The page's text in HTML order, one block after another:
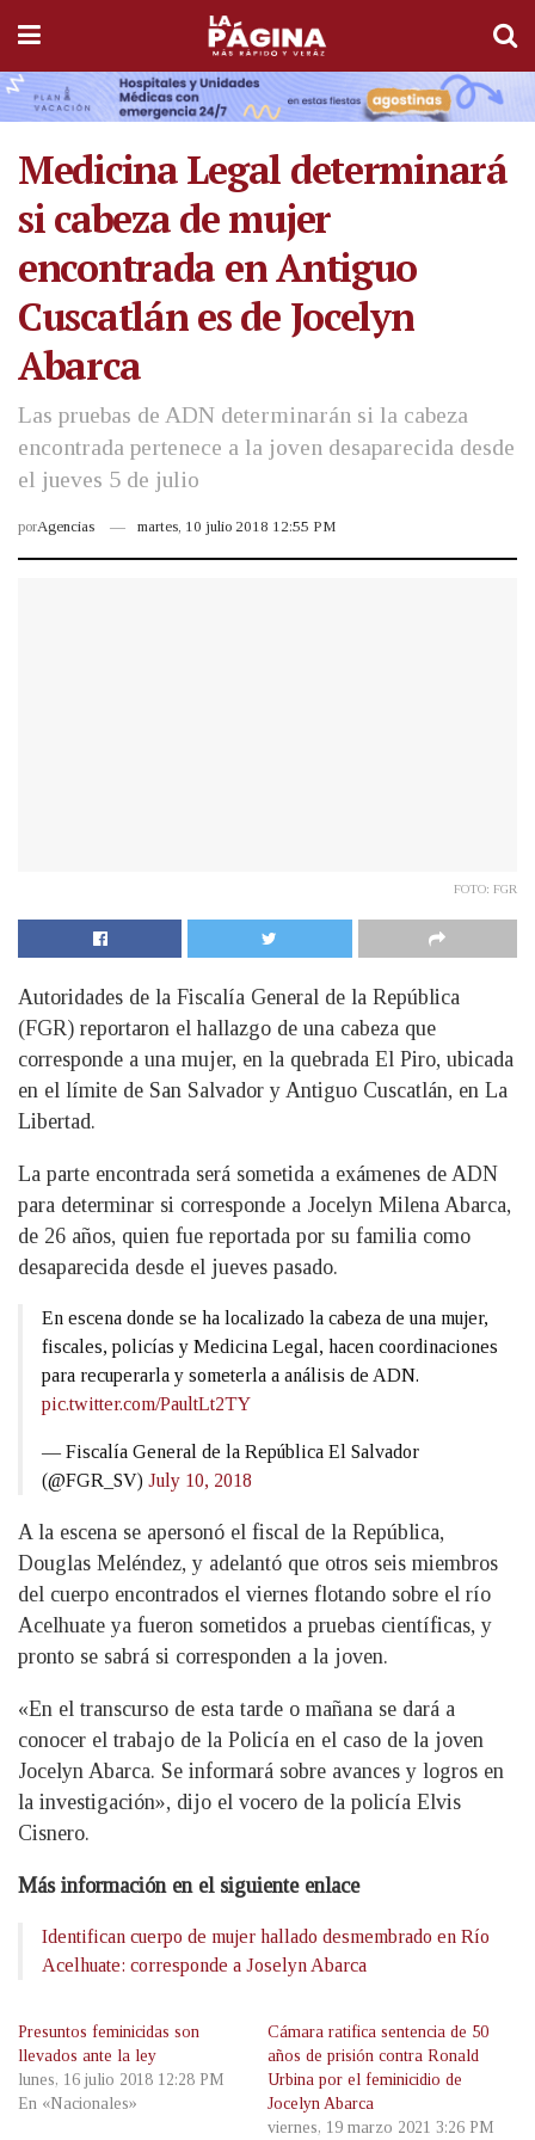
Medicina Legal determinará
si cabeza de mujer
encontrada en Antiguo
Cuscatlán es de Jocelyn
Abarca
Las pruebas de ADN determinarán si la cabeza
encontrada pertenece a la joven desaparecida desde
el jueves 5 de julio
porAgencias martes, 10 julio 2018 12:55 PM
FOTO: FGR
Autoridades de la Fiscalía General de la República
(FGR) reportaron el hallazgo de una cabeza que
corresponde a una mujer, en la quebrada El Piro, ubicada
en el límite de San Salvador y Antiguo Cuscatlán, en La
Libertad.
La parte encontrada será sometida a exámenes de ADN
para determinar si corresponde a Jocelyn Milena Abarca,
de 26 años, quien fue reportada por su familia como
desaparecida desde el jueves pasado.
En escena donde se ha localizado la cabeza de una mujer,
fiscales, policías y Medicina Legal, hacen coordinaciones
para recuperarla y someterla a análisis de ADN.
pic.twitter.com/PaultLt2TY
— Fiscalía General de la República El Salvador
(@FGR_SV) July 10, 2018
A la escena se apersonó el fiscal de la República,
Douglas Meléndez, y adelantó que otros seis miembros
del cuerpo encontrados el viernes flotando sobre el río
Acelhuate ya fueron sometidos a pruebas científicas, y
pronto se sabrá si corresponden a la joven.
«En el transcurso de esta tarde o mañana se dará a
conocer el trabajo de la Policía en el caso de la joven
Jocelyn Abarca. Se informará sobre avances y logros en
la investigación», dijo el vocero de la policía Elvis
Cisnero.
Más información en el siguiente enlace
Identifican cuerpo de mujer hallado desmembrado en Río
Acelhuate: corresponde a Joselyn Abarca
Presuntos feminicidas son
llevados ante la ley
lunes, 16 julio 2018 12:28 PM
En «Nacionales»
Cámara ratifica sentencia de 50
años de prisión contra Ronald
Urbina por el feminicidio de
Jocelyn Abarca
viernes, 19 marzo 2021 3:26 PM